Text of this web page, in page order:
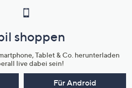
shoppen
Tablet & Co. herunterladen
live dabei sein!
Für Android